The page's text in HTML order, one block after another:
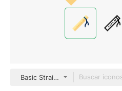
Basic Straight Flat